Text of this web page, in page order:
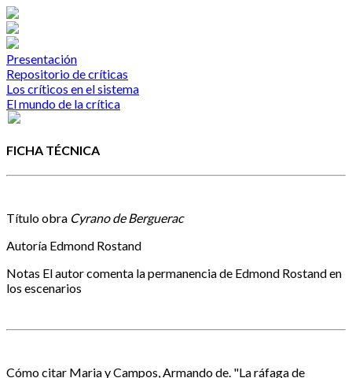
Presentación
Repositorio de críticas
Los críticos en el sistema
El mundo de la crítica
FICHA TÉCNICA
Título obra Cyrano de Berguerac
Autoría Edmond Rostand
Notas El autor comenta la permanencia de Edmond Rostand en
los escenarios
Cómo citar Maria y Campos, Armando de. "La ráfaga de